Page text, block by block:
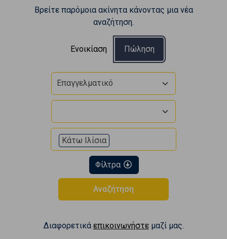
Βρείτε παρόμοια ακίνητα κάνοντας μια νέα
αναζήτηση.
Ενοικίαση Πώληση
Επαγγελματικό
Κάτω Ιλίσια
Φίλτρα
Αναζήτηση
Διαφορετικά επικοινωνήστεμαζί μας.